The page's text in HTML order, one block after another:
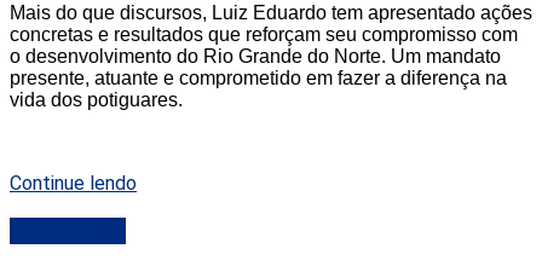
Mais do que discursos, Luiz Eduardo tem apresentado ações
concretas e resultados que reforçam seu compromisso com
o desenvolvimento do Rio Grande do Norte. Um mandato
presente, atuante e comprometido em fazer a diferença na
vida dos potiguares.
Continue lendo